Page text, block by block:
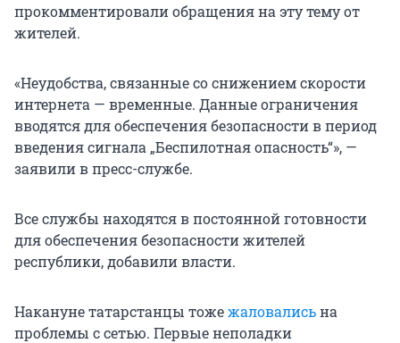
прокомментировали обращения на эту тему от
жителей.
«Неудобства, связанные со снижением скорости
интернета — временные. Данные ограничения
вводятся для обеспечения безопасности в период
введения сигнала „Беспилотная опасность“», —
заявили в пресс-службе.
Все службы находятся в постоянной готовности
для обеспечения безопасности жителей
республики, добавили власти.
Накануне татарстанцы тожежаловалисьна
проблемы с сетью. Первые неполадки